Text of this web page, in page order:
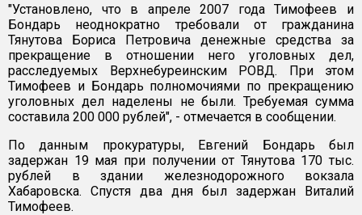
"Установлено, что в апреле 2007 года Тимофеев и
Бондарь неоднократно требовали от гражданина
Тянутова Бориса Петровича денежные средства за
прекращение в отношении него уголовных дел,
расследуемых Верхнебуреинским РОВД. При этом
Тимофеев и Бондарь полномочиями по прекращению
уголовных дел наделены не были. Требуемая сумма
составила 200 000 рублей", - отмечается в сообщении.
По данным прокуратуры, Евгений Бондарь был
задержан 19 мая при получении от Тянутова 170 тыс.
рублей в здании железнодорожного вокзала
Хабаровска. Спустя два дня был задержан Виталий
Тимофеев.